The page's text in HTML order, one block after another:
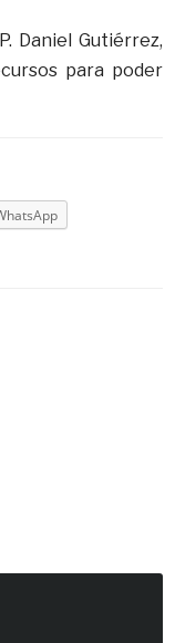
Daniel Gutiérrez,
para poder